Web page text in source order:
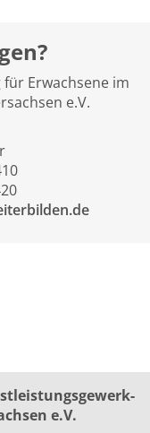
Erwachsene im
e.V.
e.V.